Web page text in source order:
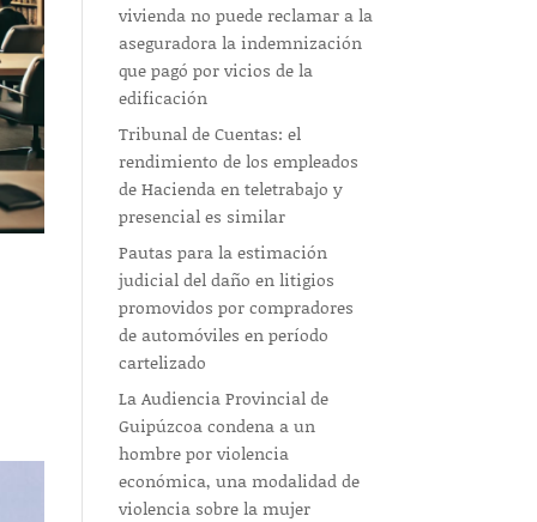
vivienda no puede reclamar a la
aseguradora la indemnización
que pagó por vicios de la
edificación
Tribunal de Cuentas: el
rendimiento de los empleados
de Hacienda en teletrabajo y
presencial es similar
Pautas para la estimación
judicial del daño en litigios
promovidos por compradores
de automóviles en período
cartelizado
La Audiencia Provincial de
Guipúzcoa condena a un
hombre por violencia
económica, una modalidad de
violencia sobre la mujer